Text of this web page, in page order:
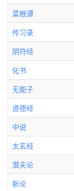
菜根谭
传习录
阴符经
化书
无能子
道德经
中说
太玄经
潜夫论
新论